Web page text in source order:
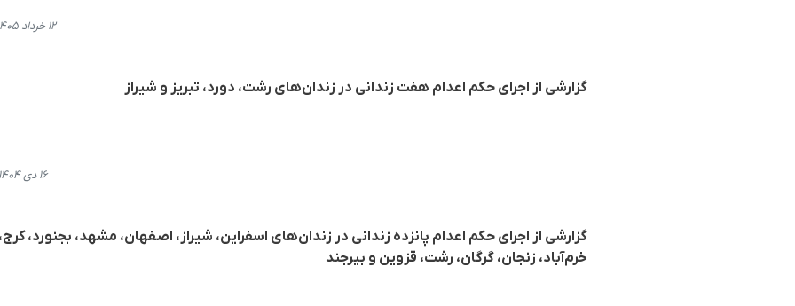
۱۲ خرداد ۱۴۰۵، ۱۰:۵۴
گزارشی از اجرای حکم اعدام هفت زندانی در زندان‌های رشت، دورد، تبریز و شیراز
۱۶ دی ۱۴۰۴، ۱۵:۵۵
گزارشی از اجرای حکم اعدام پانزده زندانی در زندان‌های اسفراین، شیراز، اصفهان، مشهد، بجنورد،
خرم‌آباد، زنجان، گرگان، رشت، قزوین و بیرجند